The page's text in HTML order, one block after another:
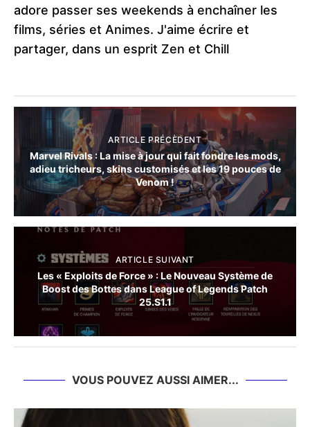
adore passer ses weekends à enchaîner les
films, séries et Animes. J'aime écrire et
partager, dans un esprit Zen et Chill
ARTICLE PRÉCÈDENT
Marvel Rivals : La mise à jour qui fait fondre les mods,
adieu tricheurs, skins customisés et les 19 pouces de
Venom !
ARTICLE SUIVANT
Les « Exploits de Force » : Le Nouveau Système de
Boost des Bottes dans League of Legends Patch
25.S1.1
VOUS POUVEZ AUSSI AIMER...